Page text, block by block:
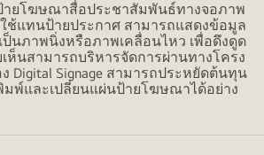
ป้ายโฆษณาสื่อประชาสัมพันธ์ทางจอภาพ
ช้แทนป้ายประกาศ สามารถแสดงข้อมูล
นภาพนิ่งหรือภาพเคลื่อนไหว เพื่อดึงดูด
ห็นสามารถบริหารจัดการผ่านทางโครง
Digital Signage สามารถประหยัดต้นทุน
มพ์และเปลี่ยนแผ่นป้ายโฆษณาได้อย่าง